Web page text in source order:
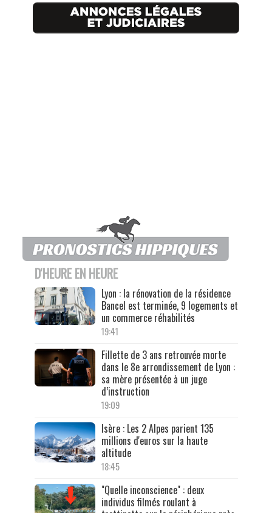
D'HEURE EN HEURE
Lyon : la rénovation de la résidence
Bancel est terminée, 9 logements et
un commerce réhabilités
19:41
Fillette de 3 ans retrouvée morte
dans le 8e arrondissement de Lyon :
sa mère présentée à un juge
d’instruction
19:09
Isère : Les 2 Alpes parient 135
millions d'euros sur la haute
altitude
18:45
"Quelle inconscience" : deux
individus filmés roulant à